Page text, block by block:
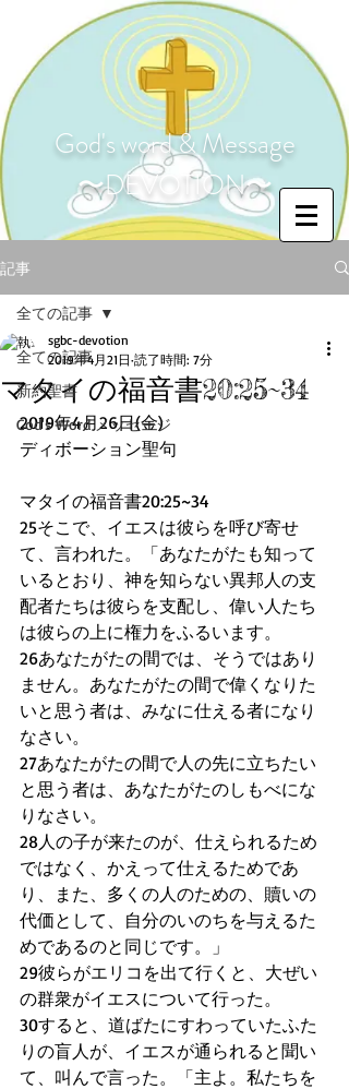
God's word & Message
〜DEVOTION〜
記事
全ての記事
新約聖書
God's Word メッセージ
全ての記事
マタイの福音書20:25~34
sgbc-devotion
2019年4月21日 読了時間: 7分
2019年4月26日(金)
ディボーション聖句
マタイの福音書20:25~34
25そこで、イエスは彼らを呼び寄せ
て、言われた。「あなたがたも知って
いるとおり、神を知らない異邦人の支
配者たちは彼らを支配し、偉い人たち
は彼らの上に権力をふるいます。
26あなたがたの間では、そうではあり
ません。あなたがたの間で偉くなりた
いと思う者は、みなに仕える者になり
なさい。
27あなたがたの間で人の先に立ちたい
と思う者は、あなたがたのしもべにな
りなさい。
28人の子が来たのが、仕えられるため
ではなく、かえって仕えるためであ
り、また、多くの人のための、贖いの
代価として、自分のいのちを与えるた
めであるのと同じです。」
29彼らがエリコを出て行くと、大ぜい
の群衆がイエスについて行った。
30すると、道ばたにすわっていたふた
りの盲人が、イエスが通られると聞い
て、叫んで言った。「主よ。私たちを